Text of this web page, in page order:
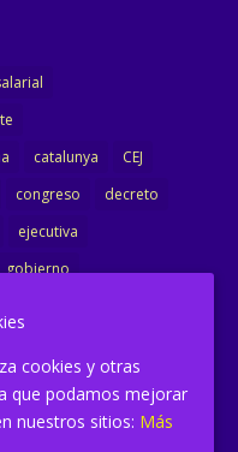
catalunya
CEJ
congreso
decreto
ejecutiva
gobierno
de Justicia
reforma
cookies y otras
que podamos mejorar
nuestros sitios: Más